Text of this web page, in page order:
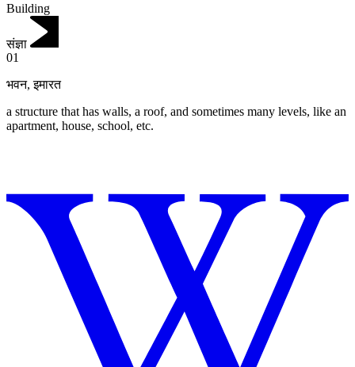
Building
संज्ञा
01
भवन,इमारत
a structure that has walls, a roof, and sometimes many levels, like an
apartment, house, school, etc.